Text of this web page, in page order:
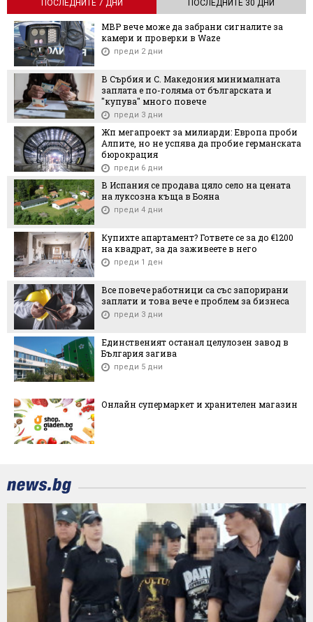
ПОСЛЕДНИТЕ 7 ДНИ ПОСЛЕДНИТЕ 30 ДНИ
МВР вече може да забрани сигналите за
камери и проверки в Waze
преди 2 дни
В Сърбия и С. Македония минималната
заплата е по-голяма от българската и
"купува" много повече
преди 3 дни
Жп мегапроект за милиарди: Европа проби
Алпите, но не успява да пробие германската
бюрокрация
преди 6 дни
В Испания се продава цяло село на цената
на луксозна къща в Бояна
преди 4 дни
Купихте апартамент? Гответе се за до €1200
на квадрат, за да заживеете в него
преди 1 ден
Все повече работници са със запорирани
заплати и това вече е проблем за бизнеса
преди 3 дни
Единственият останал целулозен завод в
България загива
преди 5 дни
Онлайн супермаркет и хранителен магазин